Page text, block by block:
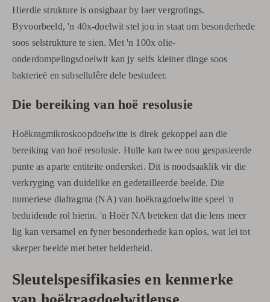
Hierdie strukture is onsigbaar by laer vergrotings.
Byvoorbeeld, 'n 40x-doelwit stel jou in staat om besonderhede
soos selstrukture te sien. Met 'n 100x olie-
onderdompelingsdoelwit kan jy selfs kleiner dinge soos
bakterieë en subsellulêre dele bestudeer.
Die bereiking van hoë resolusie
Hoëkragmikroskoopdoelwitte is direk gekoppel aan die
bereiking van hoë resolusie. Hulle kan twee nou gespasieerde
punte as aparte entiteite onderskei. Dit is noodsaaklik vir die
verkryging van duidelike en gedetailleerde beelde. Die
numeriese diafragma (NA) van hoëkragdoelwitte speel 'n
beduidende rol hierin. 'n Hoër NA beteken dat die lens meer
lig kan versamel en fyner besonderhede kan oplos, wat lei tot
skerper beelde met beter helderheid.
Sleutelspesifikasies en kenmerke